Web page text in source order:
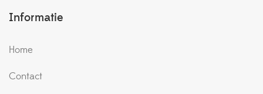
Informatie
Home
Contact